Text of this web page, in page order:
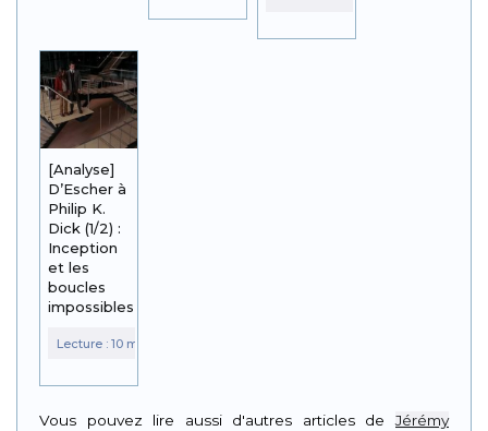
[Analyse]
D’Escher à
Philip K.
Dick (1/2) :
Inception
et les
boucles
impossibles
Vous pouvez lire aussi d'autres articles deJérémy